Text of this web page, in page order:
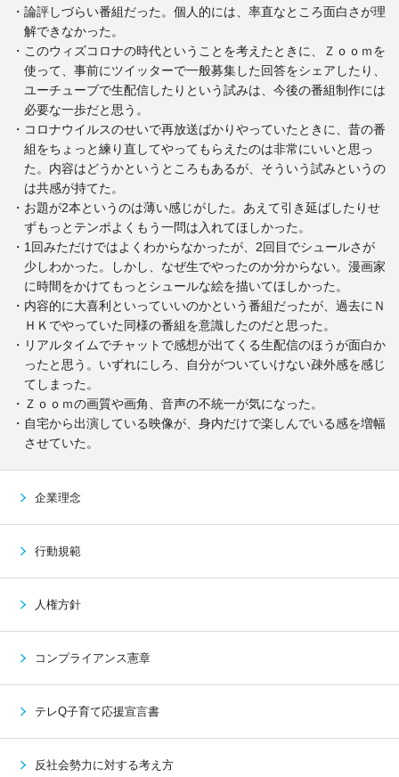
・論評しづらい番組だった。個人的には、率直なところ面白さが理
解できなかった。
・このウィズコロナの時代ということを考えたときに、Ｚｏｏｍを
使って、事前にツイッターで一般募集した回答をシェアしたり、
ユーチューブで生配信したりという試みは、今後の番組制作には
必要な一歩だと思う。
・コロナウイルスのせいで再放送ばかりやっていたときに、昔の番
組をちょっと練り直してやってもらえたのは非常にいいと思っ
た。内容はどうかというところもあるが、そういう試みというの
は共感が持てた。
・お題が2本というのは薄い感じがした。あえて引き延ばしたりせ
ずもっとテンポよくもう一問は入れてほしかった。
・1回みただけではよくわからなかったが、2回目でシュールさが
少しわかった。しかし、なぜ生でやったのか分からない。漫画家
に時間をかけてもっとシュールな絵を描いてほしかった。
・内容的に大喜利といっていいのかという番組だったが、過去にＮ
ＨＫでやっていた同様の番組を意識したのだと思った。
・リアルタイムでチャットで感想が出てくる生配信のほうが面白か
ったと思う。いずれにしろ、自分がついていけない疎外感を感じ
てしまった。
・Ｚｏｏｍの画質や画角、音声の不統一が気になった。
・自宅から出演している映像が、身内だけで楽しんでいる感を増幅
させていた。
企業理念
行動規範
人権方針
コンプライアンス憲章
テレQ子育て応援宣言書
反社会勢力に対する考え方